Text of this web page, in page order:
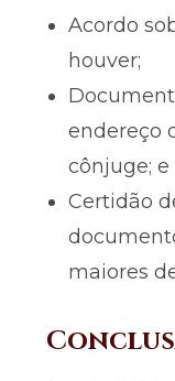
Acordo
houver;
endereço
cônjuge; e
Certidão
maiores